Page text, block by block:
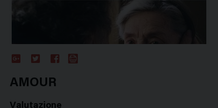
Plus
AMOUR
Valutazione